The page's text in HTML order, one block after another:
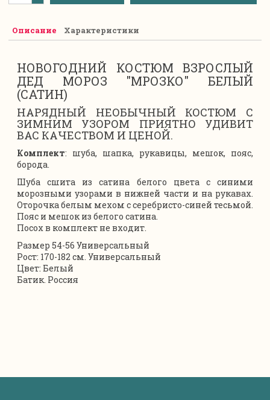
Описание Характеристики
НОВОГОДНИЙ КОСТЮМ ВЗРОСЛЫЙ
ДЕД МОРОЗ "МРОЗКО" БЕЛЫЙ
(САТИН)
НАРЯДНЫЙ НЕОБЫЧНЫЙ КОСТЮМ С
ЗИМНИМ УЗОРОМ ПРИЯТНО УДИВИТ
ВАС КАЧЕСТВОМ И ЦЕНОЙ.
Комплект: шуба, шапка, рукавицы, мешок, пояс,
борода.
Шуба сшита из сатина белого цвета с синими
морозными узорами в нижней части и на рукавах.
Оторочка белым мехом с серебристо-синей тесьмой.
Пояс и мешок из белого сатина.
Посох в комплект не входит.
Размер 54-56 Универсальный
Рост: 170-182 см. Универсальный
Цвет: Белый
Батик. Россия